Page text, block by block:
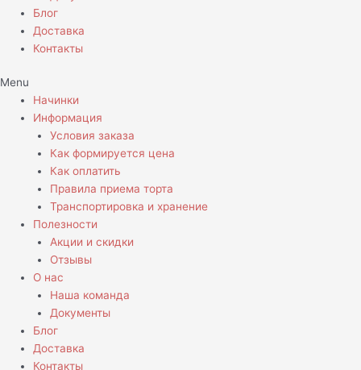
Блог
Доставка
Контакты
Menu
Начинки
Информация
Условия заказа
Как формируется цена
Как оплатить
Правила приема торта
Транспортировка и хранение
Полезности
Акции и скидки
Отзывы
О нас
Наша команда
Документы
Блог
Доставка
Контакты